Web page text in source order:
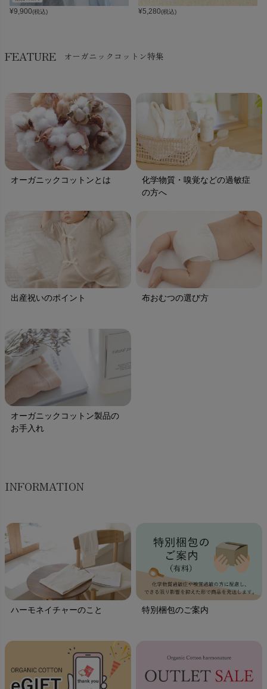
¥9,900(税込) ¥5,280(税込)
FEATURE オーガニックコットン特集
オーガニックコットンとは
化学物質・嗅覚などの過敏症
の方へ
出産祝いのポイント 布おむつの選び方
オーガニックコットン製品の
お手入れ
INFORMATION
ハーモネイチャーのこと 特別梱包のご案内